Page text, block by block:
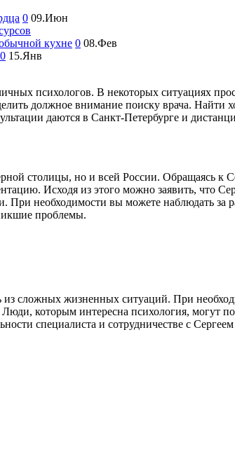
0 09.Июн
кухне 0 08.Фев
0 15.Янв
психологов. В некоторых ситуациях
должное внимание поиску врача. Найти
даются в Санкт-Петербурге и
столицы, но и всей России. Обращаясь
Исходя из этого можно заявить, что
необходимости вы можете наблюдать за
проблемы.
сложных жизненных ситуаций. При
которым интересна психология, могут
специалиста и сотрудничестве с